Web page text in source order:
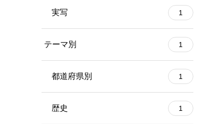
実写 1
テーマ別 1
都道府県別 1
歴史 1